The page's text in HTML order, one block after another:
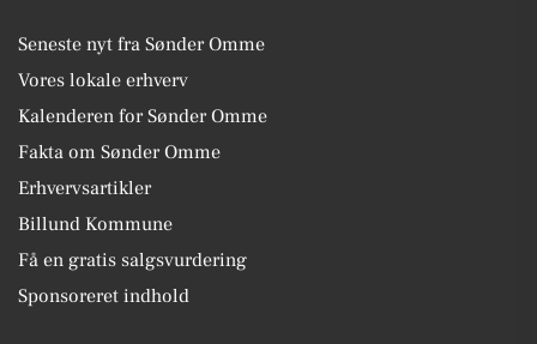
Seneste nyt fra Sønder Omme
Vores lokale erhverv
Kalenderen for Sønder Omme
Fakta om Sønder Omme
Erhvervsartikler
Billund Kommune
Få en gratis salgsvurdering
Sponsoreret indhold